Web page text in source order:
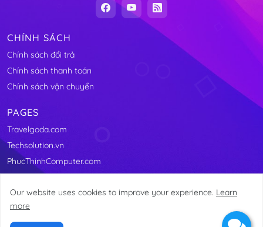
CHÍNH SÁCH
Chính sách đổi trả
Chính sách thanh toán
Chính sách vận chuyển
PAGES
Travelgoda.com
Techsolution.vn
PhucThinhComputer.com
Our website uses cookies to improve your experience. Learn
more